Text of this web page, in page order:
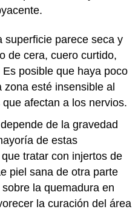
superficie parece seca y
de cera, cuero curtido,
posible que haya poco
esté insensible al
afectan a los nervios.
depende de la gravedad
de estas
tratar con injertos de
piel sana de otra parte
la quemadura en
la curación del área